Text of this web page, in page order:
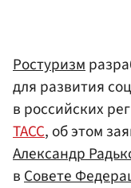
Ростуризм
для развития
в российских
ТАСС, об этом
Александр
вСовете